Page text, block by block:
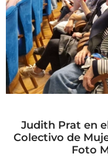
Judith Prat en
Colectivo de
Foto